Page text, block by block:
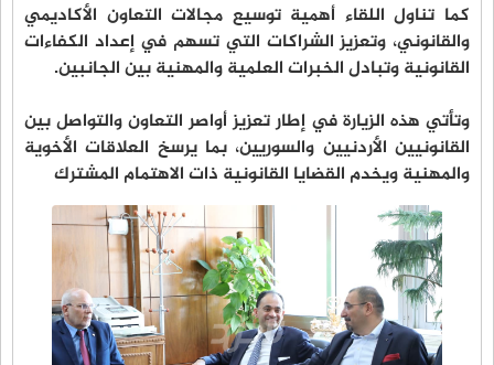
كما تناول اللقاء أهمية توسيع مجالات التعاون الأكاديمي
والقانوني، وتعزيز الشراكات التي تسهم في إعداد الكفاءات
القانونية وتبادل الخبرات العلمية والمهنية بين الجانبين.
وتأتي هذه الزيارة في إطار تعزيز أواصر التعاون والتواصل بين
القانونيين الأردنيين والسوريين، بما يرسخ العلاقات الأخوية
والمهنية ويخدم القضايا القانونية ذات الاهتمام المشترك